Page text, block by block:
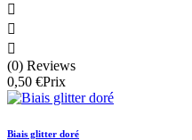



(0) Reviews
0,50 €Prix
Biais glitter doré